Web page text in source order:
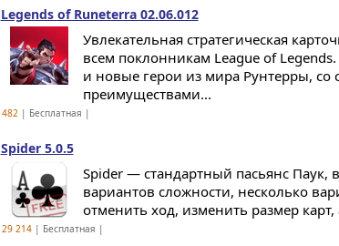
Legends of Runeterra 02.06.012
Увлекательная стратегическая
всем поклонникам League of
и новые герои из мира Рунтерры, со
преимуществами...
482| Бесплатная |
Spider 5.0.5
Spider — стандартный пасьянс Паук,
вариантов сложности, несколько
отменить ход, изменить размер
29 214| Бесплатная |